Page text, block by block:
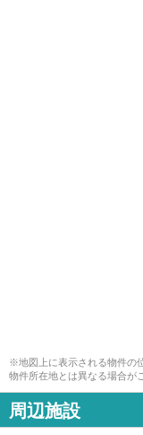
※地図上に表示される物件の
物件所在地とは異なる場合が
周辺施設